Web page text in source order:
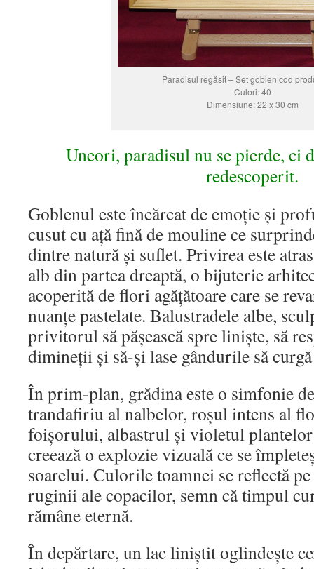
Paradisul regăsit – Set goblen cod
Culori: 40
Dimensiune: 22 x 30 cm
Uneori, paradisul nu se pierde, ci
redescoperit.
Goblenul este încărcat de emoție și
cusut cu ață fină de mouline ce
dintre natură și suflet. Privirea este
alb din partea dreaptă, o bijuterie
acoperită de flori agățătoare care se
nuanțe pastelate. Balustradele albe,
privitorul să pășească spre liniște, să
dimineții și să-și lase gândurile să
În prim-plan, grădina este o simfonie
trandafiriu al nalbelor, roșul intens al
foișorului, albastrul și violetul plantelor
creează o explozie vizuală ce se
soarelui. Culorile toamnei se reflectă
ruginii ale copacilor, semn că timpul
rămâne eternă.
În depărtare, un lac liniștit oglindește